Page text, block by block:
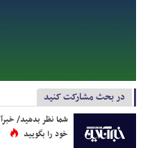
در بحث مشارکت کنید
شما نظر بدهید/
خود را بگویید